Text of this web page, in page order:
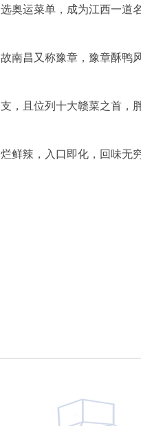
奥运菜单，成为江西一
南昌又称豫章，豫章酥鸭
，且位列十大赣菜之首，
鲜辣，入口即化，回味无